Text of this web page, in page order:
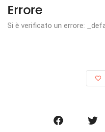
Errore
Si è verificato un errore: